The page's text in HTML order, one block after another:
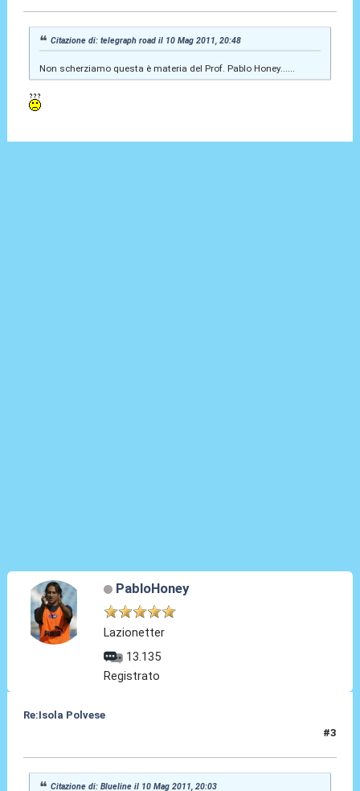
Citazione di: telegraph road il 10 Mag 2011, 20:48
Non scherziamo questa è materia del Prof. Pablo Honey......
PabloHoney
Lazionetter
13.135
Registrato
Re:Isola Polvese
#3
Citazione di: Blueline il 10 Mag 2011, 20:03